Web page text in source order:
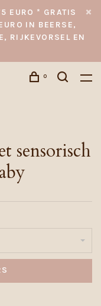
EURO * GRATIS
IN BEERSE,
RIJKEVORSEL EN
0
sensorisch